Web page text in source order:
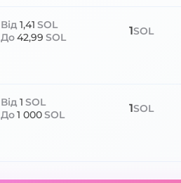
Від 1,41 SOL
До42,99 SOL 1SOL
Від 1 SOL
До1 000SOL 1SOL